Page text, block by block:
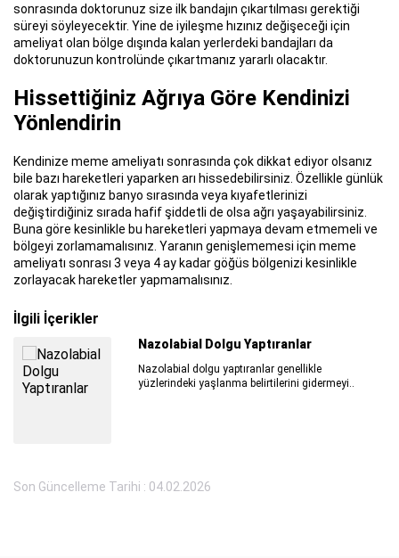
sonrasında doktorunuz size ilk bandajın çıkartılması gerektiği
süreyi söyleyecektir. Yine de iyileşme hızınız değişeceği için
ameliyat olan bölge dışında kalan yerlerdeki bandajları da
doktorunuzun kontrolünde çıkartmanız yararlı olacaktır.
Hissettiğiniz Ağrıya Göre Kendinizi
Yönlendirin
Kendinize meme ameliyatı sonrasında çok dikkat ediyor olsanız
bile bazı hareketleri yaparken arı hissedebilirsiniz. Özellikle günlük
olarak yaptığınız banyo sırasında veya kıyafetlerinizi
değiştirdiğiniz sırada hafif şiddetli de olsa ağrı yaşayabilirsiniz.
Buna göre kesinlikle bu hareketleri yapmaya devam etmemeli ve
bölgeyi zorlamamalısınız. Yaranın genişlememesi için meme
ameliyatı sonrası 3 veya 4 ay kadar göğüs bölgenizi kesinlikle
zorlayacak hareketler yapmamalısınız.
İlgili İçerikler
Nazolabial Dolgu Yaptıranlar
Nazolabial dolgu yaptıranlar genellikle
yüzlerindeki yaşlanma belirtilerini gidermeyi..
Son Güncelleme Tarihi : 04.02.2026